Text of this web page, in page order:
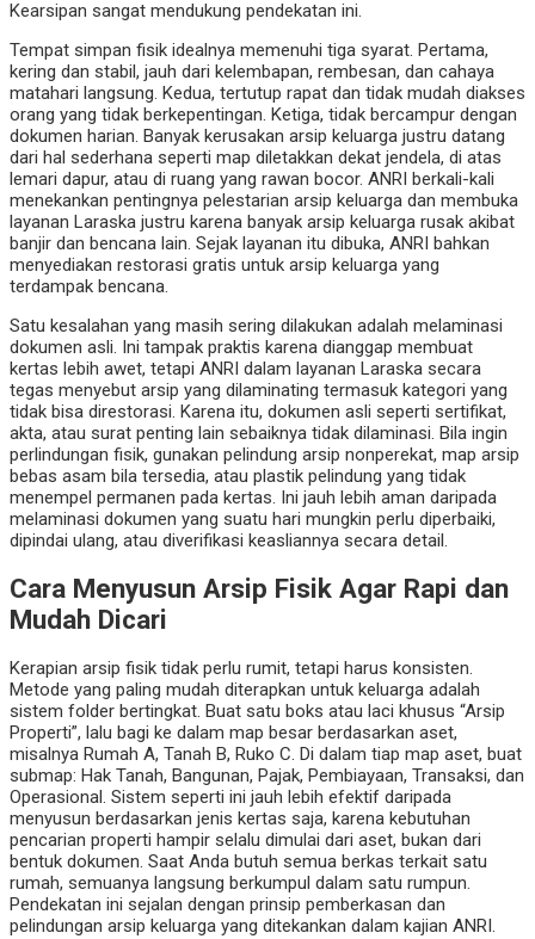
Kearsipan sangat mendukung pendekatan ini.
Tempat simpan fisik idealnya memenuhi tiga syarat. Pertama,
kering dan stabil, jauh dari kelembapan, rembesan, dan cahaya
matahari langsung. Kedua, tertutup rapat dan tidak mudah diakses
orang yang tidak berkepentingan. Ketiga, tidak bercampur dengan
dokumen harian. Banyak kerusakan arsip keluarga justru datang
dari hal sederhana seperti map diletakkan dekat jendela, di atas
lemari dapur, atau di ruang yang rawan bocor. ANRI berkali-kali
menekankan pentingnya pelestarian arsip keluarga dan membuka
layanan Laraska justru karena banyak arsip keluarga rusak akibat
banjir dan bencana lain. Sejak layanan itu dibuka, ANRI bahkan
menyediakan restorasi gratis untuk arsip keluarga yang
terdampak bencana.
Satu kesalahan yang masih sering dilakukan adalah melaminasi
dokumen asli. Ini tampak praktis karena dianggap membuat
kertas lebih awet, tetapi ANRI dalam layanan Laraska secara
tegas menyebut arsip yang dilaminating termasuk kategori yang
tidak bisa direstorasi. Karena itu, dokumen asli seperti sertifikat,
akta, atau surat penting lain sebaiknya tidak dilaminasi. Bila ingin
perlindungan fisik, gunakan pelindung arsip nonperekat, map arsip
bebas asam bila tersedia, atau plastik pelindung yang tidak
menempel permanen pada kertas. Ini jauh lebih aman daripada
melaminasi dokumen yang suatu hari mungkin perlu diperbaiki,
dipindai ulang, atau diverifikasi keasliannya secara detail.
Cara Menyusun Arsip Fisik Agar Rapi dan
Mudah Dicari
Kerapian arsip fisik tidak perlu rumit, tetapi harus konsisten.
Metode yang paling mudah diterapkan untuk keluarga adalah
sistem folder bertingkat. Buat satu boks atau laci khusus “Arsip
Properti”, lalu bagi ke dalam map besar berdasarkan aset,
misalnya Rumah A, Tanah B, Ruko C. Di dalam tiap map aset, buat
submap: Hak Tanah, Bangunan, Pajak, Pembiayaan, Transaksi, dan
Operasional. Sistem seperti ini jauh lebih efektif daripada
menyusun berdasarkan jenis kertas saja, karena kebutuhan
pencarian properti hampir selalu dimulai dari aset, bukan dari
bentuk dokumen. Saat Anda butuh semua berkas terkait satu
rumah, semuanya langsung berkumpul dalam satu rumpun.
Pendekatan ini sejalan dengan prinsip pemberkasan dan
pelindungan arsip keluarga yang ditekankan dalam kajian ANRI.